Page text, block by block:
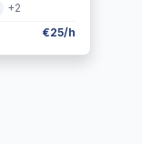
+2
€25/h